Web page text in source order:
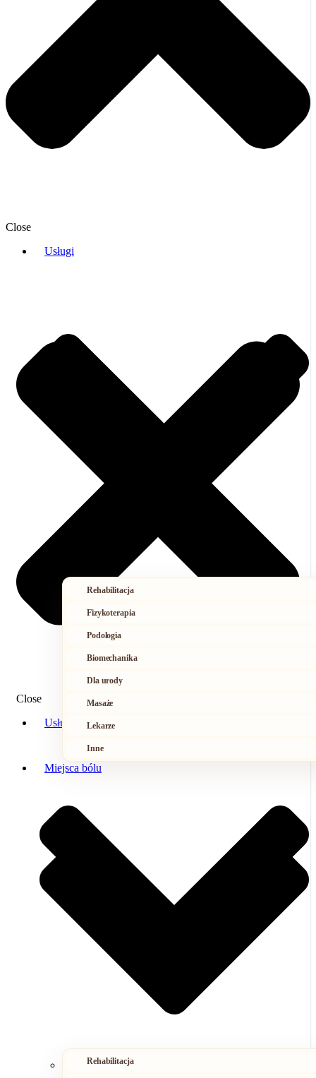
Close
Usługi
Rehabilitacja
Fizykoterapia
Podologia
Biomechanika
Dla urody
Masaże
Lekarze
Inne
Miejsca bólu
Close
Usługi
Rehabilitacja